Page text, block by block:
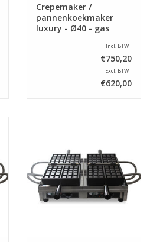
Crepemaker /
pannenkoekmaker
luxury - Ø40 - gas
Incl. BTW
€750,20
Excl. BTW
€620,00